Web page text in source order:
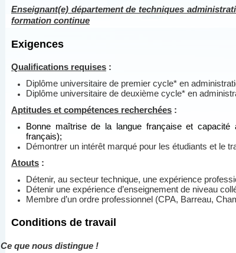
Enseignant(e) département de techniques
formation continue
Exigences
Qualifications requises :
Diplôme universitaire de premier cycle* en
Diplôme universitaire de deuxième cycle* en
Aptitudes et compétences recherchées :
Bonne maîtrise de la langue française et
français);
Démontrer un intérêt marqué pour les étudiants et le
Atouts :
Détenir, au secteur technique, une expérience
Détenir une expérience d’enseignement de niveau
Membre d’un ordre professionnel (CPA, Barreau,
Conditions de travail
Ce que nous distingue !